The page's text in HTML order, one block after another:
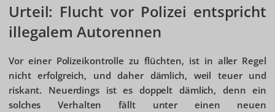
Urteil: Flucht vor Polizei entspricht
illegalem Autorennen
Vor einer Polizeikontrolle zu flüchten, ist in aller Regel
nicht erfolgreich, und daher dämlich, weil teuer und
riskant. Neuerdings ist es doppelt dämlich, denn ein
solches Verhalten fällt unter einen neuen